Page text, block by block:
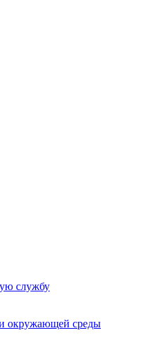
службу
и окружающей среды